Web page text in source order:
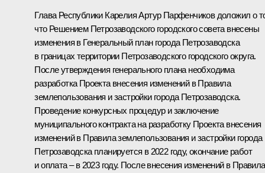
Глава Республики Карелия Артур Парфенчиков доложил о
что Решением Петрозаводского городского совета внесены
изменения в Генеральный план города Петрозаводска
в границах территории Петрозаводского городского округа.
После утверждения генерального плана необходима
разработка Проекта внесения изменений в Правила
землепользования и застройки города Петрозаводска.
Проведение конкурсных процедур и заключение
муниципального контракта на разработку Проекта внесения
изменений в Правила землепользования и застройки города
Петрозаводска планируется в 2022 году, окончание работ
и оплата – в 2023 году. После внесения изменений в Правила